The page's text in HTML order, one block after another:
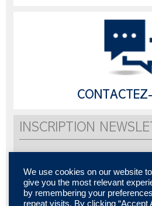
INSCRIPTION
Vous souhaitez être informé de l'actualité
Inscrivez-vous pour recevoir notre
We use cookies on our website to
give you the most relevant
by remembering your
repeat visits. By clicking “Accept